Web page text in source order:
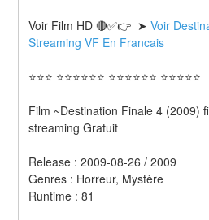
Voir Film HD 🔴✅👉  ➤ Voir
Streaming VF En Francais
⭐⭐⭐ ⭐⭐⭐⭐⭐⭐ ⭐⭐⭐⭐⭐⭐ ⭐⭐⭐⭐⭐
Film ~Destination Finale 4 (2009)
streaming Gratuit
Release : 2009-08-26 / 2009
Genres : Horreur, Mystère
Runtime : 81